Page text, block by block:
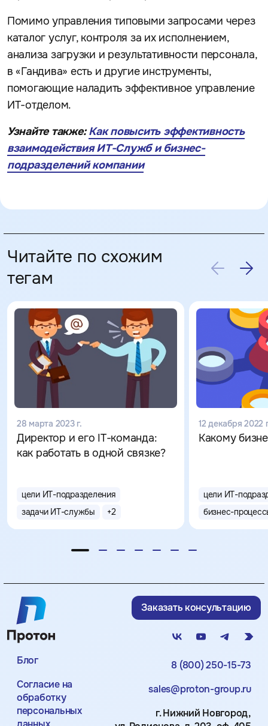
Помимо управления типовыми запросами через
каталог услуг, контроля за их исполнением,
анализа загрузки и результативности персонала,
в «Гандива» есть и другие инструменты,
помогающие наладить эффективное управление
ИТ-отделом.
Узнайте также:Как повысить эффективность
взаимодействия ИТ-Служб и бизнес-
подразделений компании
Читайте по схожим
тегам
28 марта 2023 г.
Директор и его IT-команда:
как работать в одной связке?
цели ИТ-подразделения
задачи ИТ-службы
+2
12 декабря 2022
Какому
цели ИТ-
бизнес-
Блог
Согласие на
обработку
персональных
8 (800) 250-15-73
sales@proton-group.ru
г. Нижний Новгород,
Заказать консультацию